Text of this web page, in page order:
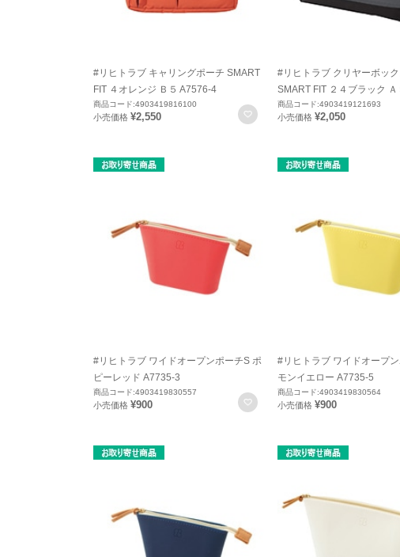
#リヒトラブ キャリングポーチ SMART
FIT ４オレンジ Ｂ５ A7576-4
商品コード:4903419816100
小売価格 ¥2,550 お気に入りに登録
#リヒトラブ クリヤーボッ
SMART FIT ２４ブラック
商品コード:4903419121693
小売価格 ¥2,050
#リヒトラブ ワイドオープンポーチS ポ
ピーレッド A7735-3
商品コード:4903419830557
小売価格 ¥900 お気に入りに登録
#リヒトラブ ワイドオープ
モンイエロー A7735-5
商品コード:4903419830564
小売価格 ¥900